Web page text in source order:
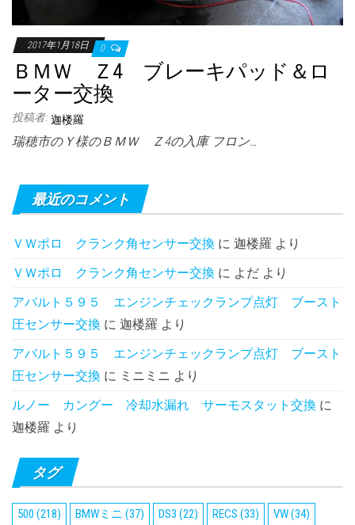
2017年1月18日 0
ＢＭＷ Ｚ4 ブレーキパッド＆ロ
ーター交換
投稿者: 迦楼羅
瑞穂市のＹ様のＢＭＷ Ｚ4の入庫 フロン…
最近のコメント
ＶＷポロ クランク角センサー交換 に 迦楼羅 より
ＶＷポロ クランク角センサー交換 に よだ より
アバルト５９５ エンジンチェックランプ点灯 ブースト
圧センサー交換 に 迦楼羅 より
アバルト５９５ エンジンチェックランプ点灯 ブースト
圧センサー交換 に ミニミニ より
ルノー カングー 冷却水漏れ サーモスタット交換 に
迦楼羅 より
タグ
500 (218) BMWミニ (37) DS3 (22) RECS (33) VW(34)